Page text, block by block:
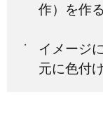
作）を作る
イメージ
元に色付